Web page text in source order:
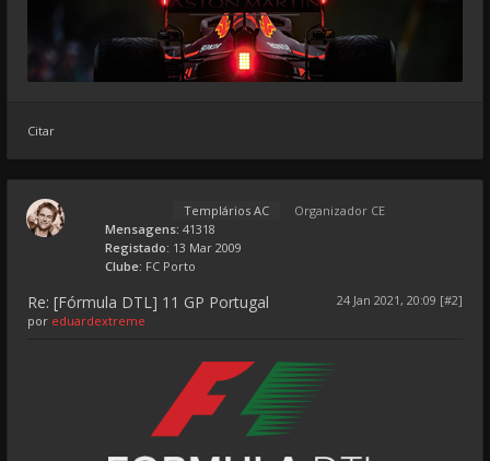
Citar
Templários AC
Organizador CE
Mensagens: 41318
Registado: 13 Mar 2009
Clube: FC Porto
Re: [Fórmula DTL] 11 GP Portugal
24 Jan 2021, 20:09 [#2]
por eduardextreme